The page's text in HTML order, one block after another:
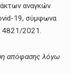
αναγκών
19, σύμφωνα
4821/2021.
απόφασης λόγω